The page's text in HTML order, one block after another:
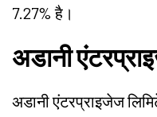
7.27% है।
अडानी
अडानी एंटरप्राइजेज